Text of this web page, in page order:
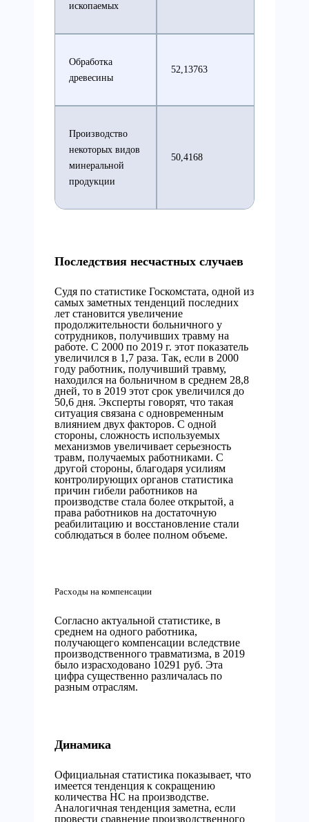
ископаемых
Обработка
древесины
52,13763
Производство
некоторых видов
минеральной
продукции
50,4168
Последствия несчастных случаев
Судя по статистике Госкомстата, одной из
самых заметных тенденций последних
лет становится увеличение
продолжительности больничного у
сотрудников, получивших травму на
работе. С 2000 по 2019 г. этот показатель
увеличился в 1,7 раза. Так, если в 2000
году работник, получивший травму,
находился на больничном в среднем 28,8
дней, то в 2019 этот срок увеличился до
50,6 дня. Эксперты говорят, что такая
ситуация связана с одновременным
влиянием двух факторов. С одной
стороны, сложность используемых
механизмов увеличивает серьезность
травм, получаемых работниками. С
другой стороны, благодаря усилиям
контролирующих органов статистика
причин гибели работников на
производстве стала более открытой, а
права работников на достаточную
реабилитацию и восстановление стали
соблюдаться в более полном объеме.
Расходы на компенсации
Согласно актуальной статистике, в
среднем на одного работника,
получающего компенсации вследствие
производственного травматизма, в 2019
было израсходовано 10291 руб. Эта
цифра существенно различалась по
разным отраслям.
Динамика
Официальная статистика показывает, что
имеется тенденция к сокращению
количества НС на производстве.
Аналогичная тенденция заметна, если
провести сравнение производственного